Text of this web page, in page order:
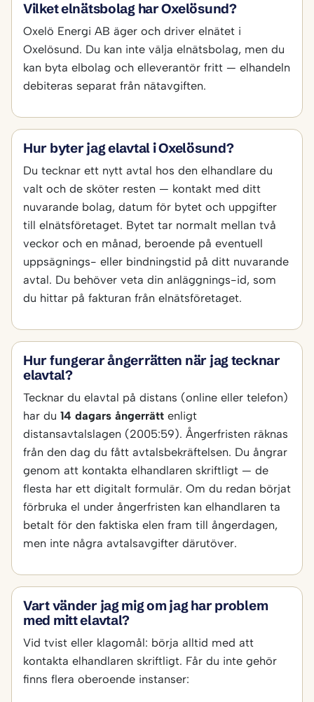
Vilket elnätsbolag har Oxelösund?
Oxelö Energi AB äger och driver elnätet i
Oxelösund. Du kan inte välja elnätsbolag, men du
kan byta elbolag och elleverantör fritt — elhandeln
debiteras separat från nätavgiften.
Hur byter jag elavtal i Oxelösund?
Du tecknar ett nytt avtal hos den elhandlare du
valt och de sköter resten — kontakt med ditt
nuvarande bolag, datum för bytet och uppgifter
till elnätsföretaget. Bytet tar normalt mellan två
veckor och en månad, beroende på eventuell
uppsägnings- eller bindningstid på ditt nuvarande
avtal. Du behöver veta din anläggnings-id, som
du hittar på fakturan från elnätsföretaget.
Hur fungerar ångerrätten när jag tecknar
elavtal?
Tecknar du elavtal på distans (online eller telefon)
har du 14 dagars ångerrätt enligt
distansavtalslagen (2005:59). Ångerfristen räknas
från den dag du fått avtalsbekräftelsen. Du ångrar
genom att kontakta elhandlaren skriftligt — de
flesta har ett digitalt formulär. Om du redan börjat
förbruka el under ångerfristen kan elhandlaren ta
betalt för den faktiska elen fram till ångerdagen,
men inte några avtalsavgifter därutöver.
Vart vänder jag mig om jag har problem
med mitt elavtal?
Vid tvist eller klagomål: börja alltid med att
kontakta elhandlaren skriftligt. Får du inte gehör
finns flera oberoende instanser: